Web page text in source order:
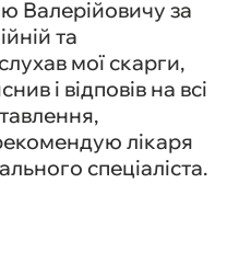
Валерійовичу за
та
мої скарги,
і відповів на всі
лікаря
спеціаліста.